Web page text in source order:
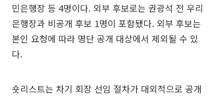
민은행장 등 4명이다. 외부 후보로는 권광석 전 우리
은행장과 비공개 후보 1명이 포함됐다. 외부 후보는
본인 요청에 따라 명단 공개 대상에서 제외될 수 있
다.
숏리스트는 차기 회장 선임 절차가 대외적으로 공개